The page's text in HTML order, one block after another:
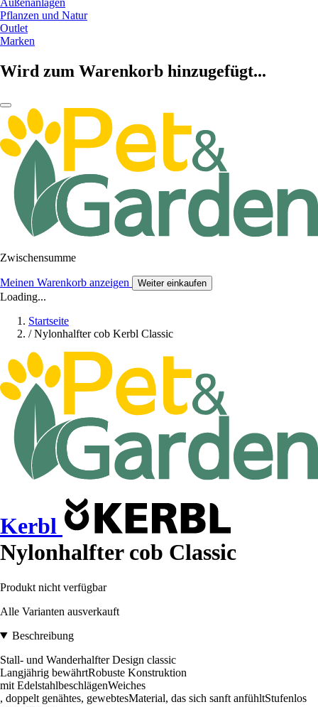
Außenanlagen
Pflanzen und Natur
Outlet
Marken
Wird zum Warenkorb hinzugefügt...
Zwischensumme
Meinen Warenkorb anzeigen Weiter einkaufen
Loading...
Startseite
/ Nylonhalfter cob Kerbl Classic
Kerbl
Nylonhalfter cob Classic
Produkt nicht verfügbar
Alle Varianten ausverkauft
Beschreibung
Stall- und Wanderhalfter Design classic
Langjährig bewährtRobuste Konstruktion
mit EdelstahlbeschlägenWeiches
, doppelt genähtes, gewebtesMaterial, das sich sanft anfühltStufenlos